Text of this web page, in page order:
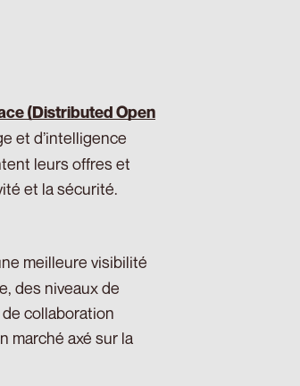
(Distributed Open
et d’intelligence
leurs offres et
et la sécurité.
meilleure visibilité
des niveaux de
collaboration
marché axé sur la